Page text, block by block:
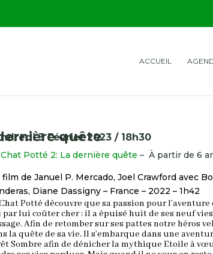
ACCUEIL
quête
3 Février 2023 / 18h30
Potté 2: La dernière quête – À partir de 6
film deJanuel P. Mercado,Joel Crawford avec
, Diane Dassigny – France – 2022 – 1h42
Potté découvre que sa passion pour
lui coûter cher : il a épuisé huit de ses neuf
Afin de retomber sur ses pattes notre héros
la quête de sa vie. Il s’embarque dans une
Sombre afin de dénicher la mythique Etoile à